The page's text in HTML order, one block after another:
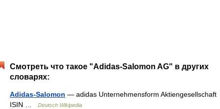
Смотреть что такое "Adidas-Salomon AG" в других
словарях:
Adidas-Salomon — adidas Unternehmensform Aktiengesellschaft
ISIN …
Deutsch Wikipedia